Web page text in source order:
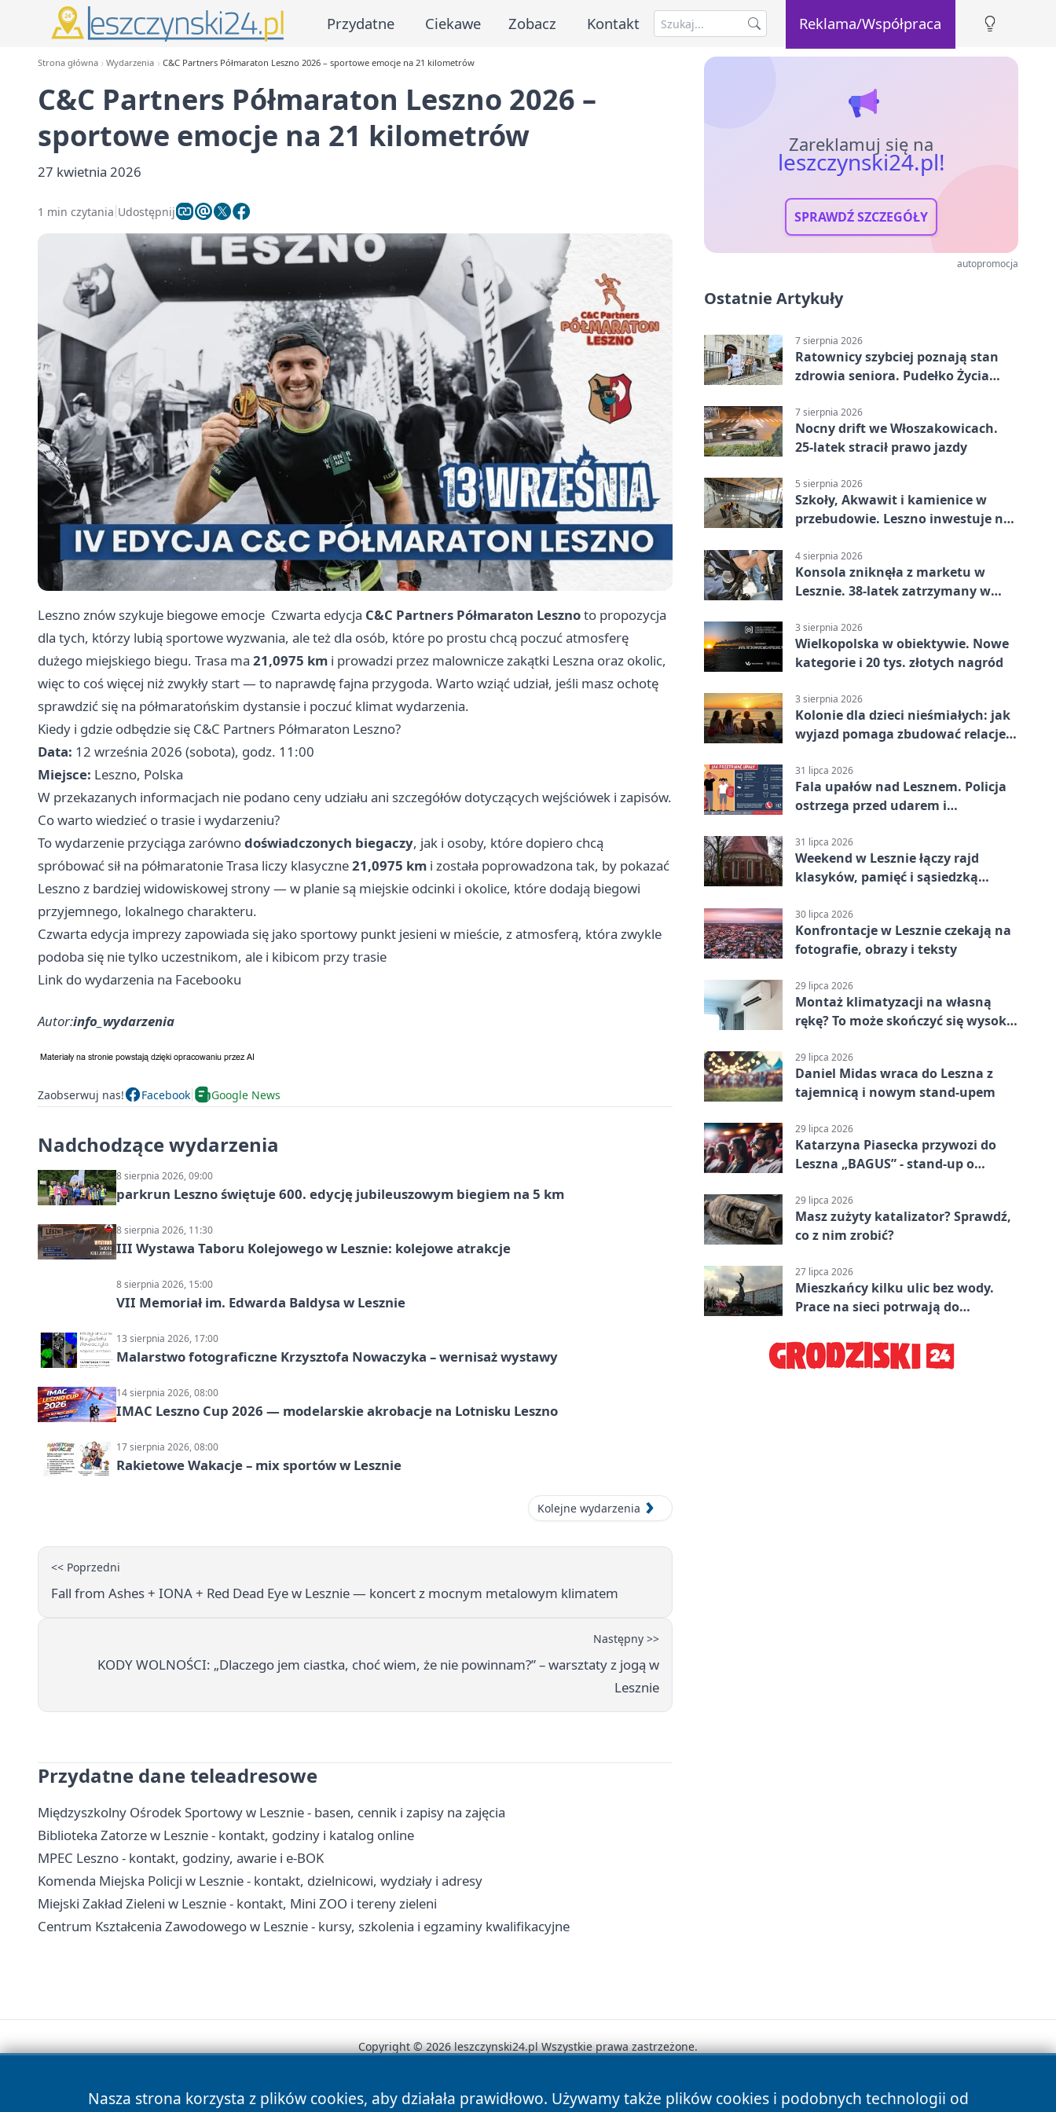
Przydatne Ciekawe Zobacz Kontakt Reklama/Współpraca
Strona główna Wydarzenia C&C Partners Półmaraton Leszno 2026 – sportowe emocje na 21 kilometrów
C&C Partners Półmaraton Leszno 2026 –
sportowe emocje na 21 kilometrów
27 kwietnia 2026
1 min czytania Udostępnij
Leszno znów szykuje biegowe emocje ‍ Czwarta edycja C&C Partners Półmaraton Lesznoto propozycja
dla tych, którzy lubią sportowe wyzwania, ale też dla osób, które po prostu chcą poczuć atmosferę
dużego miejskiego biegu. Trasa ma 21,0975 km i prowadzi przez malownicze zakątki Leszna oraz okolic,
więc to coś więcej niż zwykły start — to naprawdę fajna przygoda. Warto wziąć udział, jeśli masz ochotę
sprawdzić się na półmaratońskim dystansie i poczuć klimat wydarzenia.
Kiedy i gdzie odbędzie się C&C Partners Półmaraton Leszno?
Data: 12 września 2026 (sobota), godz. 11:00
Miejsce: Leszno, Polska
W przekazanych informacjach nie podano ceny udziału ani szczegółów dotyczących wejściówek i zapisów.
Co warto wiedzieć o trasie i wydarzeniu?
To wydarzenie przyciąga zarównodoświadczonych biegaczy, jak i osoby, które dopiero chcą
spróbować sił na półmaratonie Trasa liczy klasyczne21,0975 km i została poprowadzona tak, by pokazać
Leszno z bardziej widowiskowej strony — w planie są miejskie odcinki i okolice, które dodają biegowi
przyjemnego, lokalnego charakteru.
Czwarta edycja imprezy zapowiada się jako sportowy punkt jesieni w mieście, z atmosferą, która zwykle
podoba się nie tylko uczestnikom, ale i kibicom przy trasie
Link do wydarzenia na Facebooku
Autor:info_wydarzenia
Zaobserwuj nas! Facebook Google News
Nadchodzące wydarzenia
8 sierpnia 2026, 09:00
parkrun Leszno świętuje 600. edycję jubileuszowym biegiem na 5 km
8 sierpnia 2026, 11:30
III Wystawa Taboru Kolejowego w Lesznie: kolejowe atrakcje
8 sierpnia 2026, 15:00
VII Memoriał im. Edwarda Baldysa w Lesznie
13 sierpnia 2026, 17:00
Malarstwo fotograficzne Krzysztofa Nowaczyka – wernisaż wystawy
14 sierpnia 2026, 08:00
IMAC Leszno Cup 2026 — modelarskie akrobacje na Lotnisku Leszno
17 sierpnia 2026, 08:00
Rakietowe Wakacje – mix sportów w Lesznie
Kolejne wydarzenia
<< Poprzedni
Fall from Ashes + IONA + Red Dead Eye w Lesznie — koncert z mocnym metalowym klimatem
Następny >>
KODY WOLNOŚCI: „Dlaczego jem ciastka, choć wiem, że nie powinnam?” – warsztaty z jogą w
Lesznie
Przydatne dane teleadresowe
Międzyszkolny Ośrodek Sportowy w Lesznie - basen, cennik i zapisy na zajęcia
Biblioteka Zatorze w Lesznie - kontakt, godziny i katalog online
MPEC Leszno - kontakt, godziny, awarie i e-BOK
Komenda Miejska Policji w Lesznie - kontakt, dzielnicowi, wydziały i adresy
Miejski Zakład Zieleni w Lesznie - kontakt, Mini ZOO i tereny zieleni
Centrum Kształcenia Zawodowego w Lesznie - kursy, szkolenia i egzaminy kwalifikacyjne
Zareklamuj się na
leszczynski24.pl!
SPRAWDŹ SZCZEGÓŁY
autopromocja
Ostatnie Artykuły
7 sierpnia 2026
Ratownicy szybciej poznają stan
zdrowia seniora. Pudełko Życia
7 sierpnia 2026
Nocny drift we Włoszakowicach.
25-latek stracił prawo jazdy
5 sierpnia 2026
Szkoły, Akwawit i kamienice w
przebudowie. Leszno inwestuje na
4 sierpnia 2026
Konsola zniknęła z marketu w
Lesznie. 38-latek zatrzymany w
3 sierpnia 2026
Wielkopolska w obiektywie. Nowe
kategorie i 20 tys. złotych nagród
3 sierpnia 2026
Kolonie dla dzieci nieśmiałych: jak
wyjazd pomaga zbudować relacje z
31 lipca 2026
Fala upałów nad Lesznem. Policja
ostrzega przed udarem i
31 lipca 2026
Weekend w Lesznie łączy rajd
klasyków, pamięć i sąsiedzką
30 lipca 2026
Konfrontacje w Lesznie czekają na
fotografie, obrazy i teksty
29 lipca 2026
Montaż klimatyzacji na własną
rękę? To może skończyć się wysoką
29 lipca 2026
Daniel Midas wraca do Leszna z
tajemnicą i nowym stand-upem
29 lipca 2026
Katarzyna Piasecka przywozi do
Leszna „BAGUS” - stand-up o
29 lipca 2026
Masz zużyty katalizator? Sprawdź,
co z nim zrobić?
27 lipca 2026
Mieszkańcy kilku ulic bez wody.
Prace na sieci potrwają do
Nasza strona korzysta z plików cookies, aby działała prawidłowo. Używamy także plików cookies i podobnych technologii od
Copyright © 2026 leszczynski24.pl Wszystkie prawa zastrzeżone.
News Autorzy Polityka Prywatności Polityka Cookies